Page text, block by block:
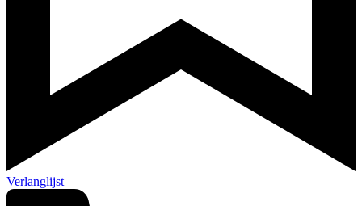
Verlanglijst